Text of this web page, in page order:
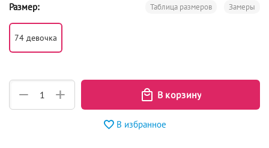
Размер: Замеры
Таблица размеров
74 девочка
+
−
В избранное